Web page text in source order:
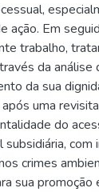
ação. Em
trabalho,
da análise
da sua
uma
do
subsidiária,
crimes
sua promoção